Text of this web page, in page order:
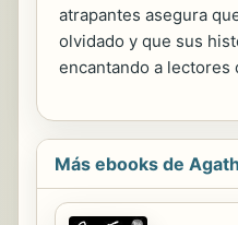
atrapantes asegura
olvidado y que sus
encantando a lectores
Más ebooks de